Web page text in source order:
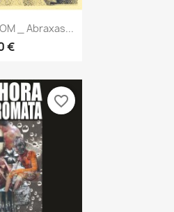
rapide
_ Abraxas...
€
favorite_border